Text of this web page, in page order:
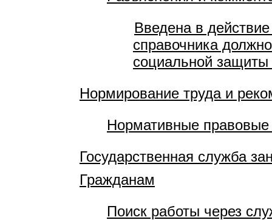
Введена в
справочника
социальной
Нормирование труда и
Нормативные правовые
Государственная служба
Гражданам
Поиск работы через